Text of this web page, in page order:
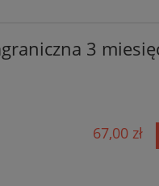
3
67,00 zł